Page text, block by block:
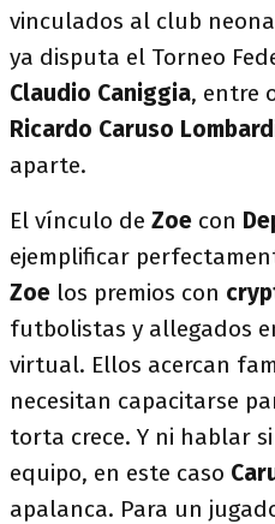
vinculados al club
ya disputa el Torneo
Claudio Caniggia, entre
Ricardo Caruso
aparte.
El vínculo de Zoe con
ejemplificar
Zoe los premios con
futbolistas y allegados
virtual. Ellos acercan
necesitan capacitarse
torta crece. Y ni hablar
equipo, en este caso
apalanca. Para un